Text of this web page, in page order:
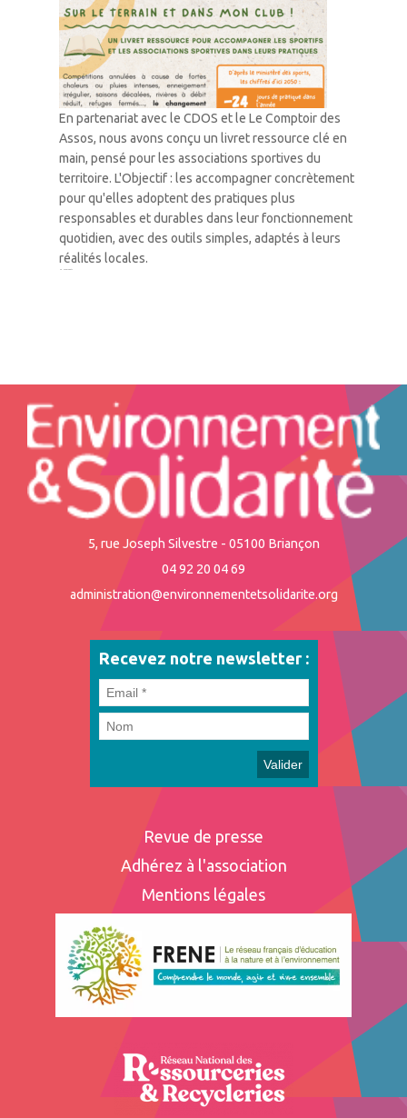
En partenariat avec le CDOS et le Le Comptoir des
Assos, nous avons conçu un livret ressource clé en
main, pensé pour les associations sportives du
territoire. L'Objectif : les accompagner concrètement
pour qu'elles adoptent des pratiques plus
responsables et durables dans leur fonctionnement
quotidien, avec des outils simples, adaptés à leurs
réalités locales.
5, rue Joseph Silvestre - 05100 Briançon
04 92 20 04 69
administration@environnementetsolidarite.org
Recevez notre newsletter :
Revue de presse
Adhérez à l'association
Mentions légales